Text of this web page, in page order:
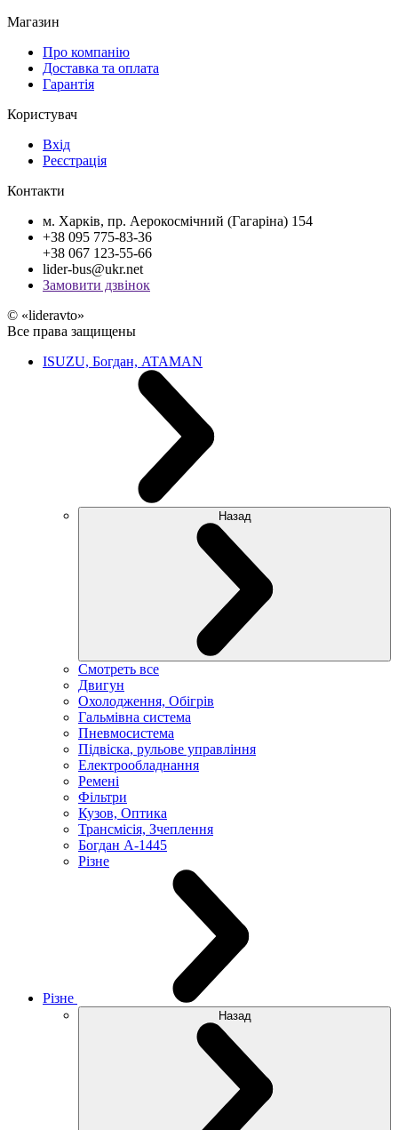
Магазин
Про компанію
Доставка та оплата
Гарантія
Користувач
Вхід
Реєстрація
Контакти
м. Харків, пр. Аерокосмічний (Гагаріна) 154
+38 095 775-83-36
+38 067 123-55-66
lider-bus@ukr.net
Замовити дзвінок
© «lideravto»
Все права защищены
ISUZU, Богдан, ATAMAN
Назад
Смотреть все
Двигун
Охолодження, Обігрів
Гальмівна система
Пневмосистема
Підвіска, рульове управління
Електрообладнання
Ремені
Фільтри
Кузов, Оптика
Трансмісія, Зчеплення
Богдан А-1445
Різне
Різне
Назад